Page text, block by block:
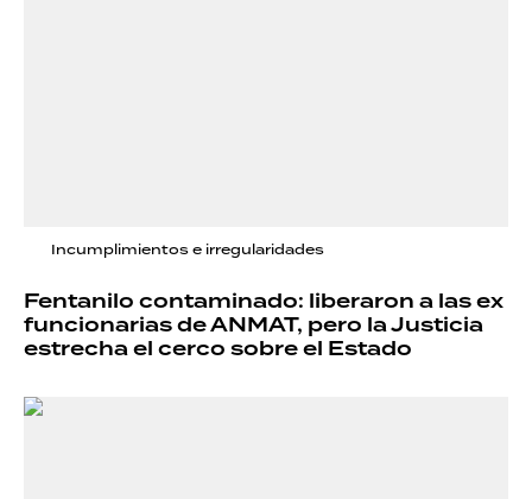
Incumplimientos e irregularidades
Fentanilo contaminado: liberaron a las ex
funcionarias de ANMAT, pero la Justicia
estrecha el cerco sobre el Estado